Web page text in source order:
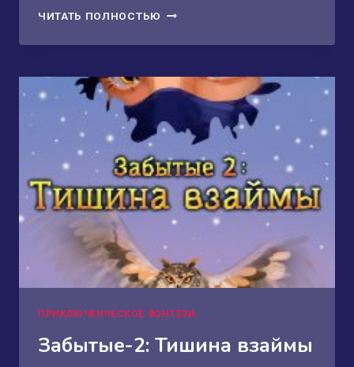
ЧИТАТЬ ПОЛНОСТЬЮ СПАСЕНИЕ
ЛЖЕПРИНЦЕССЫ
ПРИКЛЮЧЕНЧЕСКОЕ ФЭНТЕЗИ
Забытые-2: Тишина взаймы